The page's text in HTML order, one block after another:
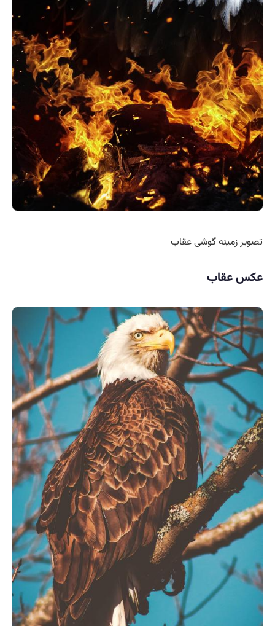
تصویر زمینه گوشی عقاب
عکس عقاب